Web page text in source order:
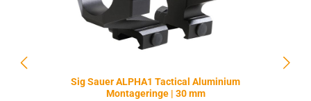
Sig Sauer ALPHA1 Tactical Aluminium
Montageringe | 30 mm